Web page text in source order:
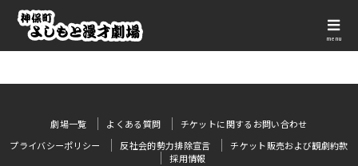
menu
劇場一覧 よくある質問
チケットに関するお問い合わせ
プライバシーポリシー
反社会的勢力排除宣言
チケット販売および観劇約款
採用情報